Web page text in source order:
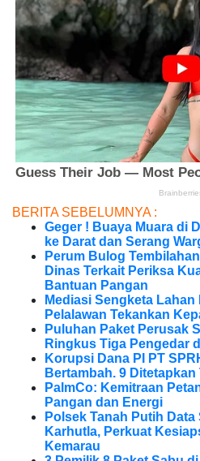
BERITA SEBELUMNYA :
Geger ! Buaya Muara di
ke Darat dan Serang
Perum Bulog
Dinas Terkait Periksa
Bantuan Pangan
Mediasi Sengketa
Pelalawan Tekankan
Puluhan Paket Perusak
Ringkus Tiga Pengedar
Korupsi Dana PI PT
Bertambah. 9
PalmCo: Kemitraan
Pangan dan Energi
Polsek Tanah Putih
Karhutla, Perkuat
Kemarau